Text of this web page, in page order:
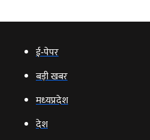
ई‑पेपर
बड़ी खबर
मध्‍यप्रदेश
देश